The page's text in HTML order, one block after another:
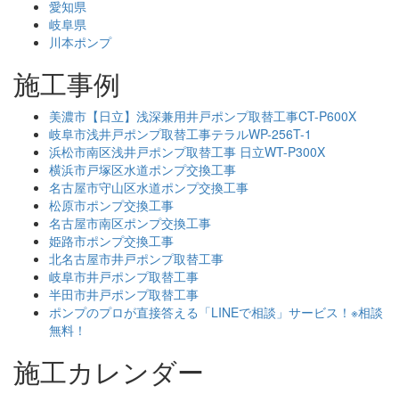
愛知県
岐阜県
川本ポンプ
施工事例
美濃市【日立】浅深兼用井戸ポンプ取替工事CT-P600X
岐阜市浅井戸ポンプ取替工事テラルWP-256T-1
浜松市南区浅井戸ポンプ取替工事 日立WT-P300X
横浜市戸塚区水道ポンプ交換工事
名古屋市守山区水道ポンプ交換工事
松原市ポンプ交換工事
名古屋市南区ポンプ交換工事
姫路市ポンプ交換工事
北名古屋市井戸ポンプ取替工事
岐阜市井戸ポンプ取替工事
半田市井戸ポンプ取替工事
ポンプのプロが直接答える「LINEで相談」サービス！※相談
無料！
施工カレンダー